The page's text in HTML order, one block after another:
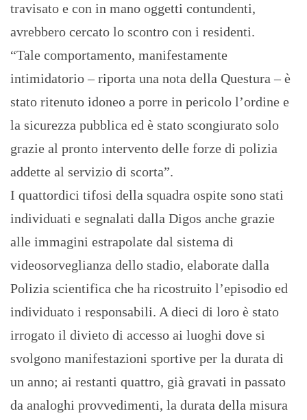
travisato e con in mano oggetti contundenti,
avrebbero cercato lo scontro con i residenti.
“Tale comportamento, manifestamente
intimidatorio – riporta una nota della Questura – è
stato ritenuto idoneo a porre in pericolo l’ordine e
la sicurezza pubblica ed è stato scongiurato solo
grazie al pronto intervento delle forze di polizia
addette al servizio di scorta”.
I quattordici tifosi della squadra ospite sono stati
individuati e segnalati dalla Digos anche grazie
alle immagini estrapolate dal sistema di
videosorveglianza dello stadio, elaborate dalla
Polizia scientifica che ha ricostruito l’episodio ed
individuato i responsabili. A dieci di loro è stato
irrogato il divieto di accesso ai luoghi dove si
svolgono manifestazioni sportive per la durata di
un anno; ai restanti quattro, già gravati in passato
da analoghi provvedimenti, la durata della misura